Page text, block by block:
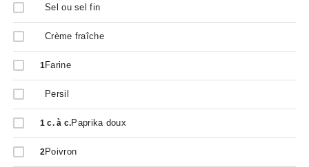
Sel ou sel fin
Crème fraîche
1 Farine
Persil
1 c. à c.Paprika doux
2 Poivron